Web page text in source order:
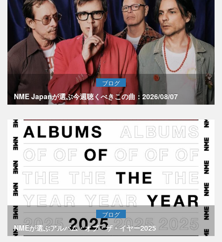
ブログ
NME Japanが選ぶ今週聴くべきこの曲：2026/08/07
ブログ
NMEが選ぶアルバム・オブ・ザ・イヤー2025